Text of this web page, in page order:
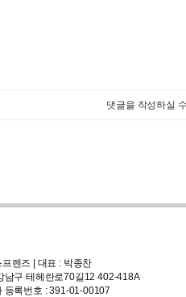
댓글을 작성하실
렌즈 | 대표 : 박종찬
남구 테헤란로70길12 402-418A
등록번호 : 391-01-00107